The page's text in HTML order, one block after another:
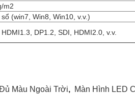
m2
(win7, Win8, Win10, v.v.)
HDMI1.3, DP1.2, SDI, HDMI2.0, v.v.
Màu Ngoài Trời, Màn Hình LED